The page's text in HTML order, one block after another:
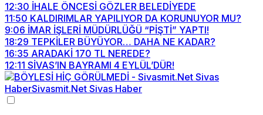
12:30 İHALE ÖNCESİ GÖZLER BELEDİYEDE
11:50 KALDIRIMLAR YAPILIYOR DA KORUNUYOR MU?
9:06 İMAR İŞLERİ MÜDÜRLÜĞÜ “PİŞTİ” YAPTI!
18:29 TEPKİLER BÜYÜYOR… DAHA NE KADAR?
16:35 ARADAKİ 170 TL NEREDE?
12:11 SİVAS’IN BAYRAMI 4 EYLÜL’DÜR!